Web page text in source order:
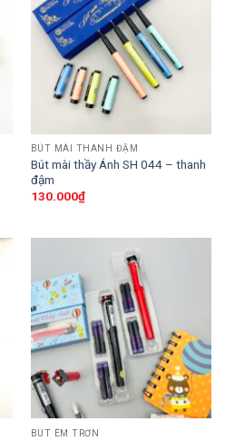
BÚT MÀI THANH ĐẬM
Bút mài thầy Ánh SH 044 – thanh
đậm
130.000₫
BÚT ÊM TRƠN